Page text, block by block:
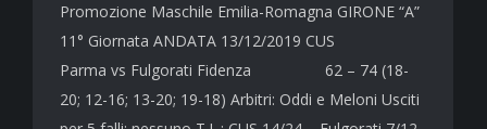
Promozione Maschile Emilia-Romagna GIRONE “A”
11° Giornata ANDATA 13/12/2019 CUS
Parma vs Fulgorati Fidenza 62 – 74 (18-
20; 12-16; 13-20; 19-18) Arbitri: Oddi e Meloni Usciti